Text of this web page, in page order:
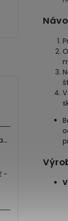
ANIODENT aniónová zubná pasta s minerálnymi soľami 165g
-